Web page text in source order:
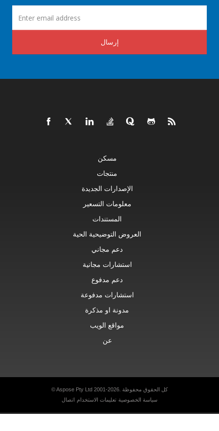
إرسال
مسكن
منتجات
الإصدارات الجديدة
معلومات التسعير
المستندات
العروض التوضيحية الحية
دعم مجاني
استشارات مجانية
دعم مدفوع
استشارات مدفوعة
مدونة او مذكرة
مواقع الويب
عن
© Aspose Pty Ltd 2001-2026. كل الحقوق محفوظة
سياسة الخصوصية تعليمات الاستخدام اتصال